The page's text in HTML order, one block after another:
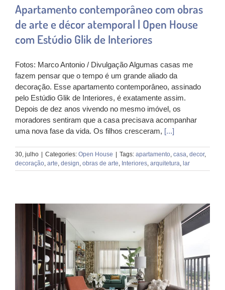
Apartamento contemporâneo com obras
de arte e décor atemporal | Open House
com Estúdio Glik de Interiores
Fotos: Marco Antonio / Divulgação Algumas casas me
fazem pensar que o tempo é um grande aliado da
decoração. Esse apartamento contemporâneo, assinado
pelo Estúdio Glik de Interiores, é exatamente assim.
Depois de dez anos vivendo no mesmo imóvel, os
moradores sentiram que a casa precisava acompanhar
uma nova fase da vida. Os filhos cresceram, [...]
30, julho Categories: Open House Tags: apartamento, casa, decor,
decoração, arte, design, obras de arte, Interiores, arquitetura, lar